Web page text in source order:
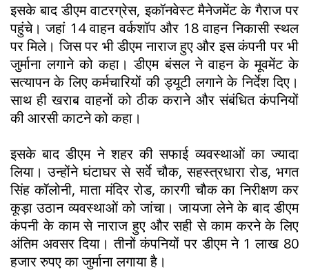
इसके बाद डीएम वाटरग्रेस, इकॉनवेस्ट मैनेजमेंट के गैराज पर
पहुंचे। जहां 14 वाहन वर्कशॉप और 18 वाहन निकासी स्थल
पर मिले। जिस पर भी डीएम नाराज हुए और इस कंपनी पर भी
जुर्माना लगाने को कहा। डीएम बंसल ने वाहन के मूवमेंट के
सत्यापन के लिए कर्मचारियों की ड्यूटी लगाने के निर्देश दिए।
साथ ही खराब वाहनों को ठीक कराने और संबंधित कंपनियों
की आरसी काटने को कहा।
इसके बाद डीएम ने शहर की सफाई व्यवस्थाओं का ज्यादा
लिया। उन्होंने घंटाघर से सर्वे चौक, सहस्त्रधारा रोड, भगत
सिंह कॉलोनी, माता मंदिर रोड, कारगी चौक का निरीक्षण कर
कूड़ा उठान व्यवस्थाओं को जांचा। जायजा लेने के बाद डीएम
कंपनी के काम से नाराज हुए और सही से काम करने के लिए
अंतिम अवसर दिया। तीनों कंपनियों पर डीएम ने 1 लाख 80
हजार रुपए का जुर्माना लगाया है।